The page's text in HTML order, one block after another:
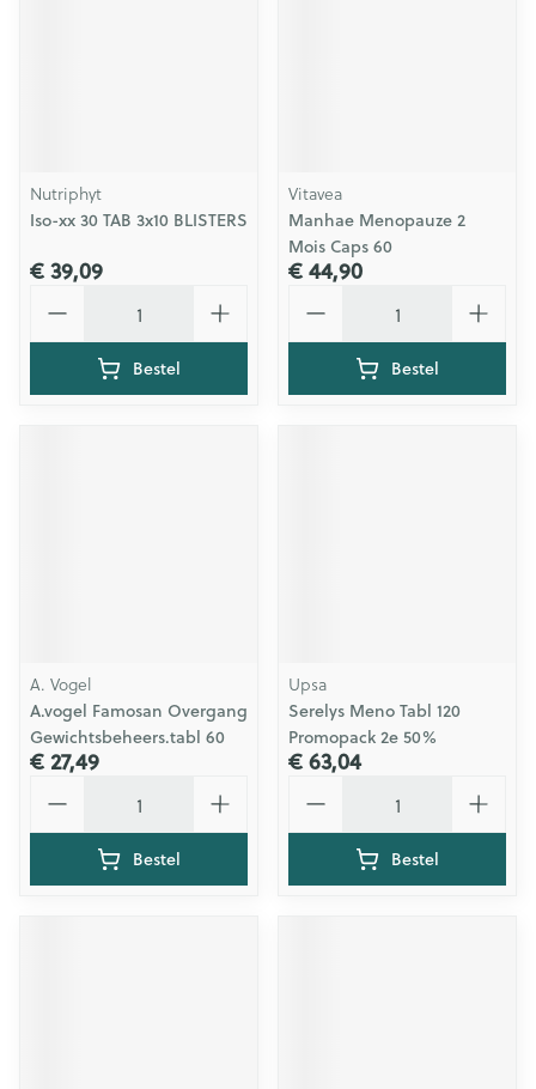
Nutriphyt
Iso-xx 30 TAB 3x10 BLISTERS
€ 39,09
Bestel
Vitavea
Manhae Menopauze 2
Mois Caps 60
€ 44,90
Bestel
A. Vogel
A.vogel Famosan Overgang
Gewichtsbeheers.tabl 60
€ 27,49
Bestel
Upsa
Serelys Meno Tabl 120
Promopack 2e 50%
€ 63,04
Bestel